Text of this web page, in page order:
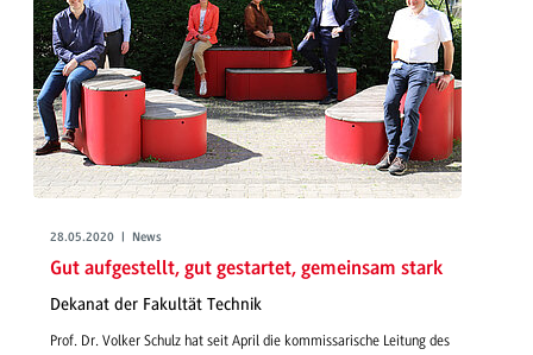
28.05.2020 | News
Gut aufgestellt, gut gestartet, gemeinsam stark
Dekanat der Fakultät Technik
Prof. Dr. Volker Schulz hat seit April die kommissarische Leitung des